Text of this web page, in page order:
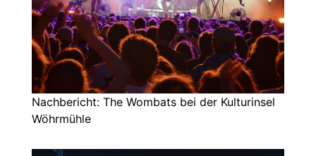
Nachbericht: The Wombats bei der Kulturinsel
Wöhrmühle